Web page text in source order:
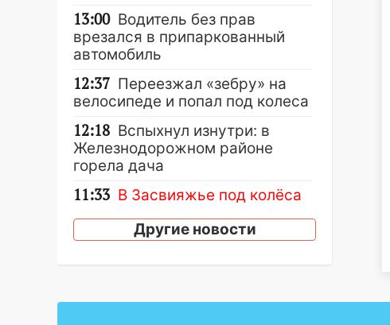
13:00 Водитель без прав
врезался в припаркованный
автомобиль
12:37 Переезжал «зебру» на
велосипеде и попал под колеса
12:18 Вспыхнул изнутри: в
Железнодорожном районе
горела дача
11:33 В Засвияжье под колёса
11:17 В Радищевском районе
11:00 В Канадее горел жилой
Другие новости